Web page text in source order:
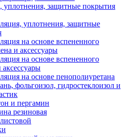
уплотнения, защитные покрытия
уплотнения, защитные
на основе вспененного
и аксессуары
на основе вспененного
аксессуары
на основе пенополиуретана
фольгоизол, гидростеклоизол и
и пергамин
резиновая